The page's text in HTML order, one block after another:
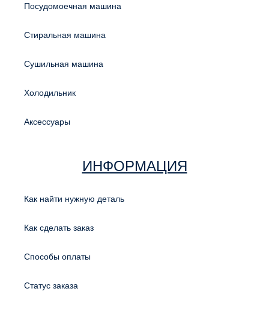
Посудомоечная машина
Стиральная машина
Сушильная машина
Холодильник
Аксессуары
ИНФОРМАЦИЯ
Как найти нужную деталь
Как сделать заказ
Способы оплаты
Статус заказа